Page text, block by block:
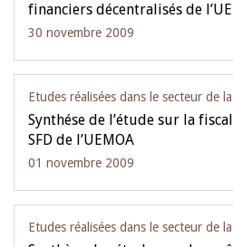
financiers décentralisés de
30 novembre 2009
Etudes réalisées dans le secteur de
Synthése de l’étude sur la
SFD de l’UEMOA
01 novembre 2009
Etudes réalisées dans le secteur de